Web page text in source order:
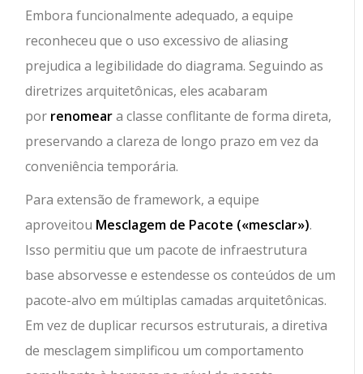
Embora funcionalmente adequado, a equipe
reconheceu que o uso excessivo de aliasing
prejudica a legibilidade do diagrama. Seguindo as
diretrizes arquitetônicas, eles acabaram
por renomeara classe conflitante de forma direta,
preservando a clareza de longo prazo em vez da
conveniência temporária.
Para extensão de framework, a equipe
aproveitou Mesclagem de Pacote («mesclar»).
Isso permitiu que um pacote de infraestrutura
base absorvesse e estendesse os conteúdos de um
pacote-alvo em múltiplas camadas arquitetônicas.
Em vez de duplicar recursos estruturais, a diretiva
de mesclagem simplificou um comportamento